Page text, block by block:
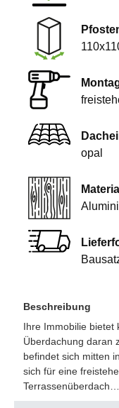
opal
Beschreibung
Ihre Immobilie bietet
Überdachung daran
befindet sich mitten
sich für eine
Terrassenüberdach…